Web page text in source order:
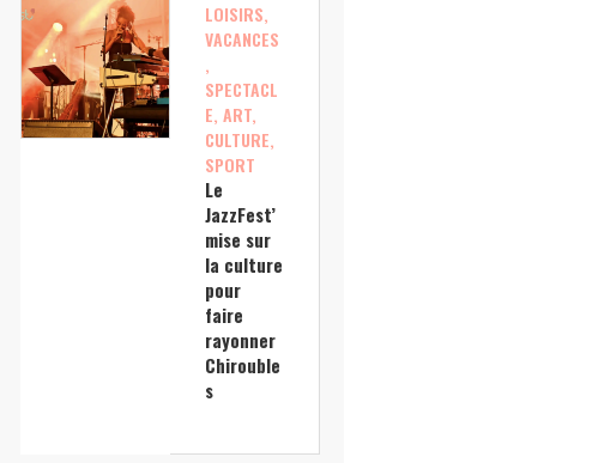
LOISIRS,
VACANCES
,
SPECTACL
E, ART,
CULTURE,
SPORT
Le
JazzFest’
mise sur
la culture
pour
faire
rayonner
Chirouble
s